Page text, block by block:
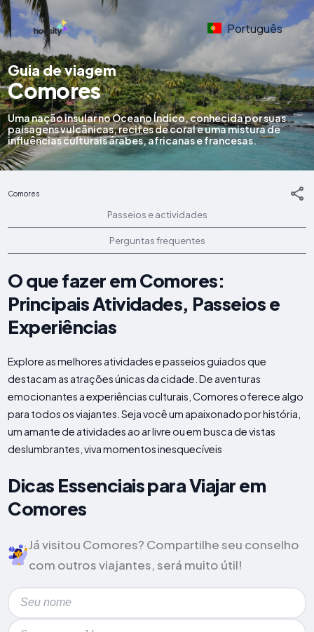
Português
Guia de viagem
Comores
Uma nação insular no Oceano Índico, conhecida por suas
paisagens vulcânicas, recifes de coral e uma mistura de
influências culturais árabes, africanas e francesas.
Comores
Passeios e actividades
Perguntas frequentes
O que fazer em Comores:
Principais Atividades, Passeios e
Experiências
Explore as melhores atividades e passeios guiados que
destacam as atrações únicas da cidade. De aventuras
emocionantes a experiências culturais, Comores oferece algo
para todos os viajantes. Seja você um apaixonado por história,
um amante de atividades ao ar livre ou em busca de vistas
deslumbrantes, viva momentos inesquecíveis
Dicas Essenciais para Viajar em
Comores
Já visitou Comores? Compartilhe seu conselho
com outros viajantes, será muito útil!